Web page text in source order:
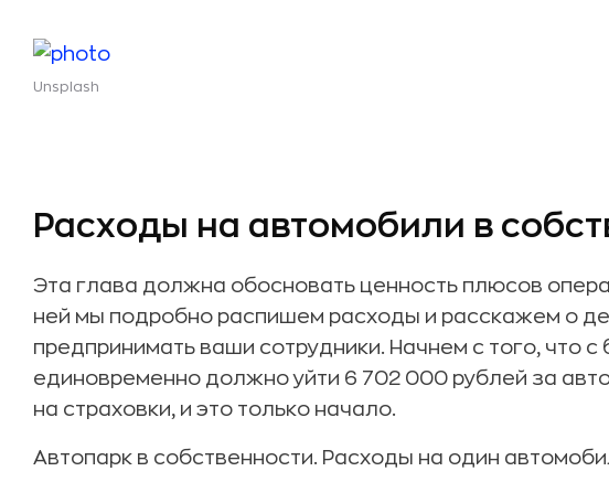
Unsplash
Расходы на автомобили в
Эта глава должна обосновать ценность плюсов
ней мы подробно распишем расходы и расскажем о
предпринимать ваши сотрудники. Начнем с того, что
единовременно должно уйти 6 702 000 рублей за
на страховки, и это только начало.
Автопарк в собственности. Расходы на один